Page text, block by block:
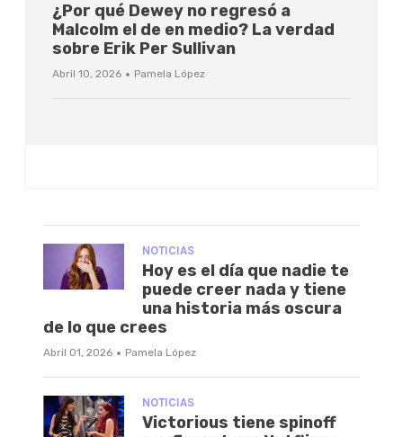
¿Por qué Dewey no regresó a
Malcolm el de en medio? La verdad
sobre Erik Per Sullivan
Abril 10, 2026 · Pamela López
NOTICIAS
Hoy es el día que nadie te
puede creer nada y tiene
una historia más oscura
de lo que crees
Abril 01, 2026 · Pamela López
NOTICIAS
Victorious tiene spinoff